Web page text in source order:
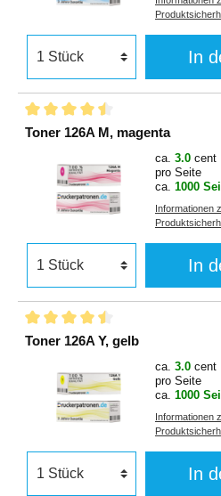
In
Toner 126A M, magenta
ca. 3.0 cent
pro Seite
ca. 1000
Informationen
In
Toner 126A Y, gelb
ca. 3.0 cent
pro Seite
ca. 1000
Informationen
In